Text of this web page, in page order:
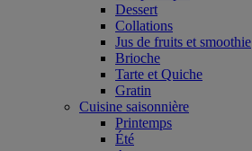
Dessert
Collations
Jus de fruits et smoothie
Brioche
Tarte et Quiche
Gratin
Cuisine saisonnière
Printemps
Été